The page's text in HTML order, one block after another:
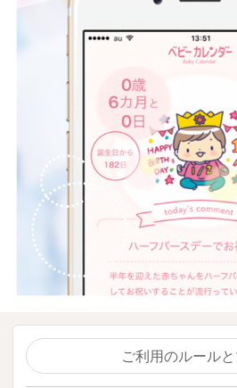
ご利用のルール